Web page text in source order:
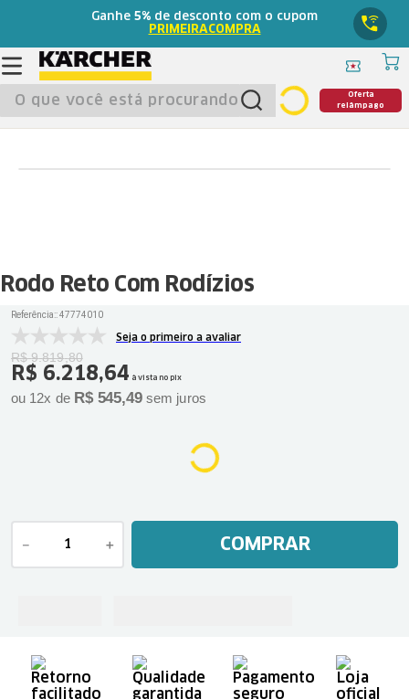
Ganhe 5% de desconto com o cupom
PRIMEIRACOMPRA
O que você está procurando?
Oferta
relâmpago
Rodo Reto Com Rodízios
Referência::47774010
Seja o primeiro a avaliar
R$ 9.819,80
R$ 6.218,64 à vista no pix
ou 12x de R$ 545,49 sem juros
＋
－ COMPRAR